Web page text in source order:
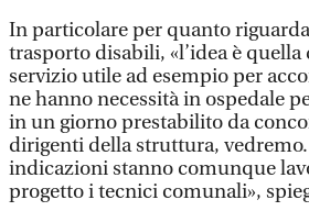
In particolare per quanto
trasporto disabili, «l’idea è
servizio utile ad esempio per
ne hanno necessità in ospedale
in un giorno prestabilito da
dirigenti della struttura,
indicazioni stanno comunque
progetto i tecnici comunali»,